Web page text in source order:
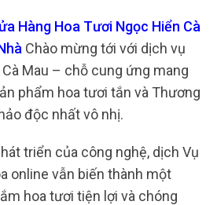
Hàng Hoa Tươi Ngọc Hiển Cà
Chào mừng tới với dịch vụ
Mau – chỗ cung ứng mang
phẩm hoa tươi tắn và Thương
độc nhất vô nhị.
triển của công nghệ, dịch Vụ
online vẫn biến thành một
hoa tươi tiện lợi và chóng